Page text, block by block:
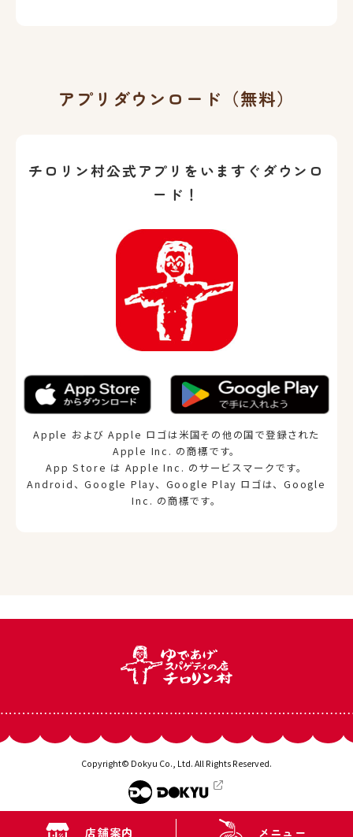
アプリダウンロード（無料）
チロリン村公式アプリをいますぐダウンロ
ード！
Apple および Apple ロゴは米国その他の国で登録された
Apple Inc. の商標です。
App Store は Apple Inc. のサービスマークです。
Android、Google Play、Google Play ロゴは、Google
Inc. の商標です。
Copyright© Dokyu Co., Ltd. All Rights Reserved.
店舗案内 メニュー